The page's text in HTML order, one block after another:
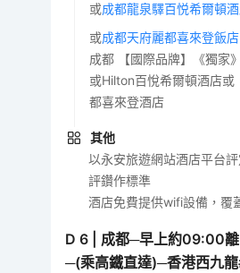
或成都龍泉驛百悦希爾頓
或成都天府麗都喜來登飯
成都 【國際品牌】《獨家
或Hilton百悅希爾頓酒店
都喜來登酒店
其他
以永安旅遊網站酒店平台
評鑽作標準
酒店免費提供wifi設備，覆
D6
成都─早上約09:00
─(乘高鐵直達)─香港西九